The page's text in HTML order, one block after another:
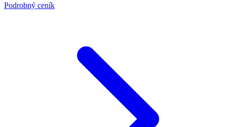
Podrobný ceník